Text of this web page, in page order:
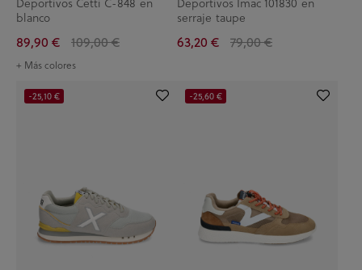
blanco
89,90 € 109,00 €
+ Más colores
serraje taupe
63,20 € 79,00 €
-25,10 € -25,60 €